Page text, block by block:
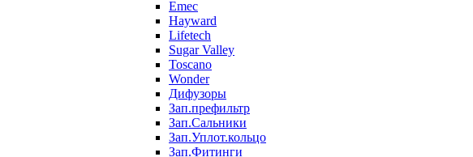
Emec
Hayward
Lifetech
Sugar Valley
Toscano
Wonder
Дифузоры
Зап.префильтр
Зап.Сальники
Зап.Уплот.кольцо
Зап.Фитинги